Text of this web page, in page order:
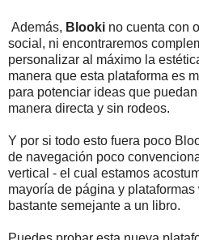
Además, Blooki no cuenta con
social, ni encontraremos
personalizar al máximo la
manera que esta plataforma es
para potenciar ideas que
manera directa y sin rodeos.
Y por si todo esto fuera poco
de navegación poco
vertical - el cual estamos
mayoría de página y
bastante semejante a un libro.